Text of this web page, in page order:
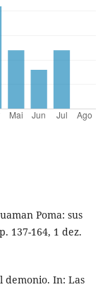
Poma: sus
137-164, 1 dez.
demonio. In: Las